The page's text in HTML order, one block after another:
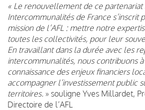
« Le renouvellement de ce partenariat
Intercommunalités de France s’inscrit
mission de l’AFL : mettre notre
toutes les collectivités, pour leur
En travaillant dans la durée avec les
intercommunalités, nous contribuons
connaissance des enjeux financiers
accompagner l’investissement public
territoires. » souligne Yves Millardet,
Directoire de l’AFL